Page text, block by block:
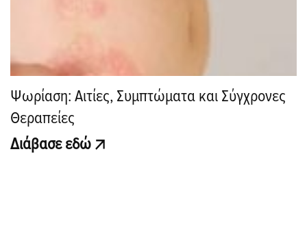
Ψωρίαση: Αιτίες, Συμπτώματα και Σύγχρονες
Θεραπείες
Διάβασε εδώ